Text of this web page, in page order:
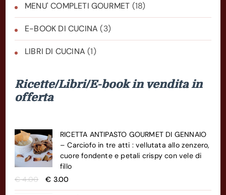
MENU' COMPLETI GOURMET (18)
E-BOOK DI CUCINA (3)
LIBRI DI CUCINA (1)
Ricette/Libri/E-book in vendita in
offerta
RICETTA ANTIPASTO GOURMET DI GENNAIO
– Carciofo in tre atti : vellutata allo zenzero,
cuore fondente e petali crispy con vele di
fillo
€4.00
prezzo
€ 3.00Il
prezzo